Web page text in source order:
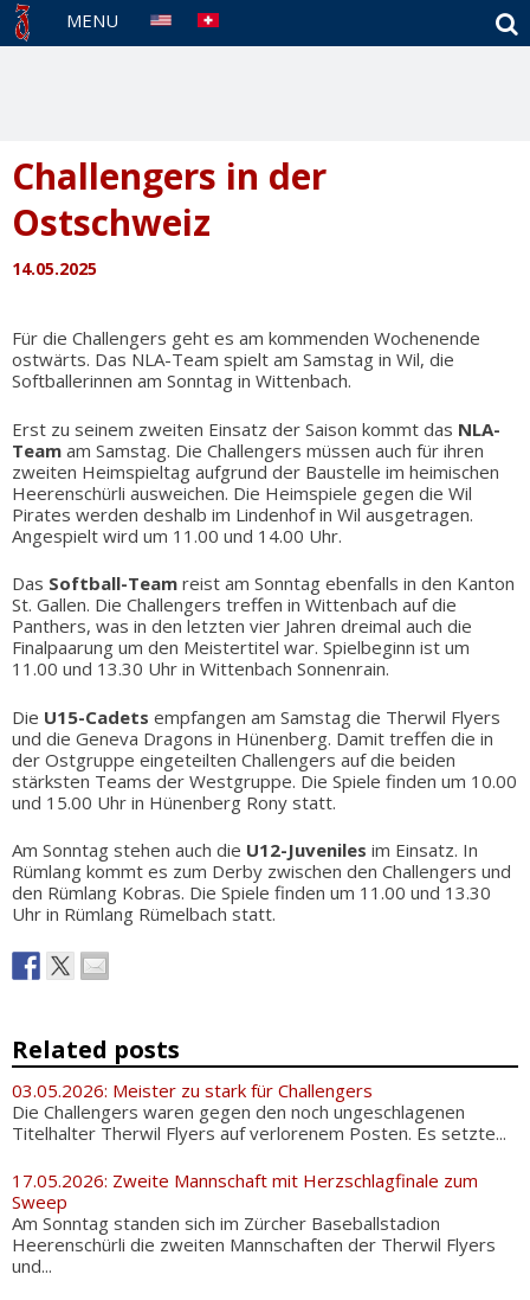
MENU
Challengers in der
Ostschweiz
14.05.2025
Für die Challengers geht es am kommenden Wochenende
ostwärts. Das NLA-Team spielt am Samstag in Wil, die
Softballerinnen am Sonntag in Wittenbach.
Erst zu seinem zweiten Einsatz der Saison kommt das NLA-
Team am Samstag. Die Challengers müssen auch für ihren
zweiten Heimspieltag aufgrund der Baustelle im heimischen
Heerenschürli ausweichen. Die Heimspiele gegen die Wil
Pirates werden deshalb im Lindenhof in Wil ausgetragen.
Angespielt wird um 11.00 und 14.00 Uhr.
Das Softball-Team reist am Sonntag ebenfalls in den Kanton
St. Gallen. Die Challengers treffen in Wittenbach auf die
Panthers, was in den letzten vier Jahren dreimal auch die
Finalpaarung um den Meistertitel war. Spielbeginn ist um
11.00 und 13.30 Uhr in Wittenbach Sonnenrain.
Die U15-Cadets empfangen am Samstag die Therwil Flyers
und die Geneva Dragons in Hünenberg. Damit treffen die in
der Ostgruppe eingeteilten Challengers auf die beiden
stärksten Teams der Westgruppe. Die Spiele finden um 10.00
und 15.00 Uhr in Hünenberg Rony statt.
Am Sonntag stehen auch die U12-Juveniles im Einsatz. In
Rümlang kommt es zum Derby zwischen den Challengers und
den Rümlang Kobras. Die Spiele finden um 11.00 und 13.30
Uhr in Rümlang Rümelbach statt.
Related posts
03.05.2026: Meister zu stark für Challengers
Die Challengers waren gegen den noch ungeschlagenen
Titelhalter Therwil Flyers auf verlorenem Posten. Es setzte...
17.05.2026: Zweite Mannschaft mit Herzschlagfinale zum
Sweep
Am Sonntag standen sich im Zürcher Baseballstadion
Heerenschürli die zweiten Mannschaften der Therwil Flyers
und...